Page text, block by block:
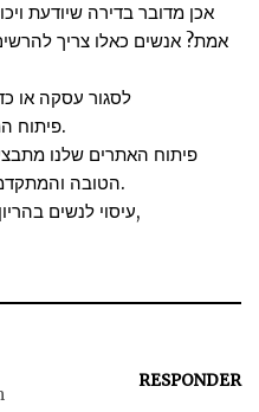
אכן מדובר בדירה שיודעת
אמת? אנשים כאלו צריך
לסגור עסקה או
פיתוח המוצר שיעשה את האקזיט הבא.
פיתוח האתרים שלנו
הטובה והמתקדמת ביותר בשוק בניית האתרים.
עיסוי לנשים בהריון מחזק את המערכת החיסונית,
RESPONDER